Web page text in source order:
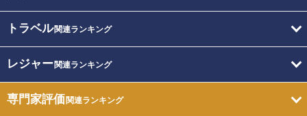
トラベル関連ランキング
レジャー関連ランキング
専門家評価関連ランキング